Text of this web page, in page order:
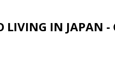
IN JAPAN -